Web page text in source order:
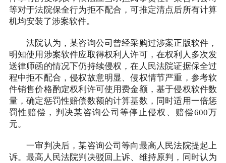
等对于法院保全行为拒不配合，可推定清点后所有计算
机均安装了涉案软件。
法院认为，某咨询公司曾经采购过涉案正版软件，
明知使用涉案软件应取得权利人许可，在权利人多次发
送律师函的情况下仍持续侵权，在人民法院证据保全过
程中拒不配合，侵权故意明显、侵权情节严重，参考软
件销售价格酌定权利许可使用费金额，基于侵权软件数
量，确定惩罚性赔偿数额的计算基数，同时适用一倍惩
罚性赔偿，判决某咨询公司等停止侵权、赔偿600万
元。
一审判决后，某咨询公司等向最高人民法院提起上
诉。最高人民法院判决驳回上诉、维持原判，同时认为